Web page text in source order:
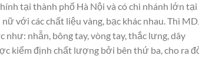
tại thành phố Hà Nội và có chi nhánh lớn tại
với các chất liệu vàng, bạc khác nhau. Thì
như: nhẫn, bông tay, vòng tay, thắc lưng, dây
kiểm định chất lượng bởi bên thứ ba, cho ra